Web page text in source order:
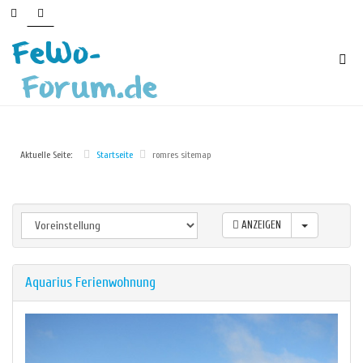
Aktuelle Seite: Startseite romres sitemap
ANZEIGEN
Aquarius Ferienwohnung